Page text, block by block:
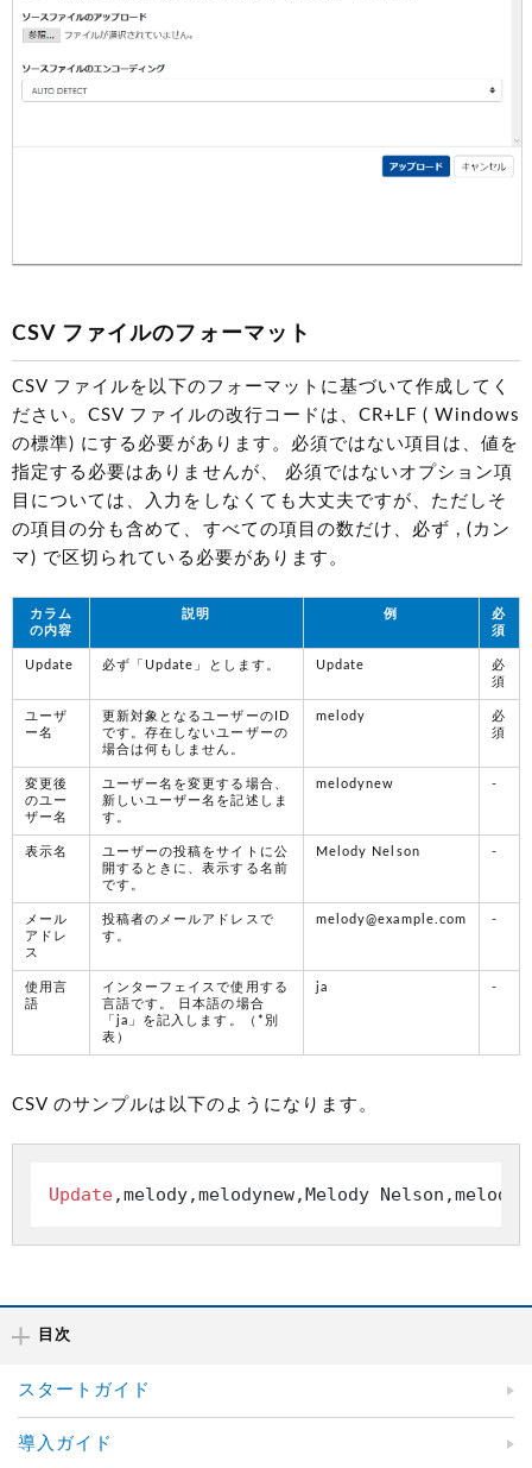
CSV ファイルのフォーマット
CSV ファイルを以下のフォーマットに基づいて作成してく
ださい。CSV ファイルの改行コードは、CR+LF ( Windows
の標準) にする必要があります。必須ではない項目は、値を
指定する必要はありませんが、 必須ではないオプション項
目については、入力をしなくても大丈夫ですが、ただしそ
の項目の分も含めて、すべての項目の数だけ、必ず , (カン
マ) で区切られている必要があります。
カラム
の内容
説明 例
必
須
Update 必ず「Update」とします。 Update
必
須
ユーザ
ー名
更新対象となるユーザーのID
です。存在しないユーザーの
場合は何もしません。
melody
必
須
変更後
のユー
ザー名
ユーザー名を変更する場合、
新しいユーザー名を記述しま
す。
melodynew -
表示名
ユーザーの投稿をサイトに公
開するときに、表示する名前
です。
Melody Nelson -
メール
アドレ
ス
投稿者のメールアドレスで
す。
melody@example.com -
使用言
語
インターフェイスで使用する
言語です。 日本語の場合
「ja」を記入します。（*別
表）
ja -
CSV のサンプルは以下のようになります。
Update,melody,melodynew,Melody Nelson,melody
目次
スタートガイド
導入ガイド